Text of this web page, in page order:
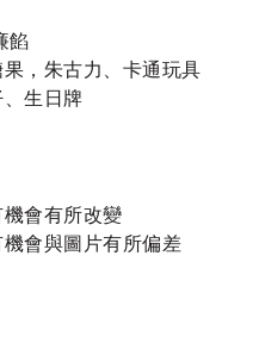
餡
，朱古力、卡通玩具
生日牌
會有所改變
會與圖片有所偏差